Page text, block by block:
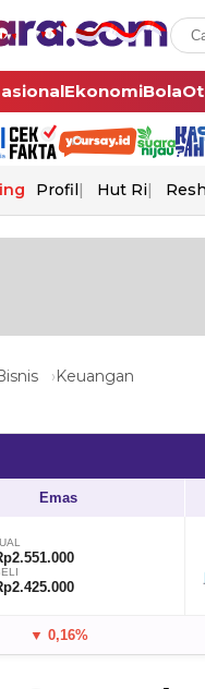
EkonomiBola
Profil Hut Ri
Keuangan
Emas
▼ 0,16%